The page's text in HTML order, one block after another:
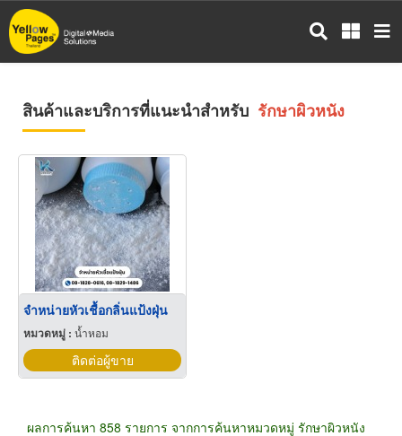
ข้าม
ไป
สินค้าและบริการที่แนะนำสำหรับ รักษาผิวหนัง
จำหน่ายหัวเชื้อกลิ่นแป้งฝุ่น
หมวดหมู่ : น้ำหอม
ติดต่อผู้ขาย
ผลการค้นหา 858 รายการ จากการค้นหาหมวดหมู่ รักษาผิวหนัง